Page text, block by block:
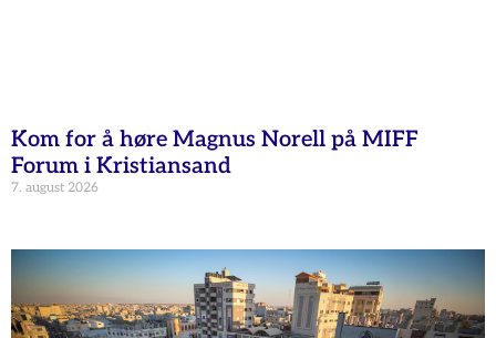
Kom for å høre Magnus Norell på MIFF
Forum i Kristiansand
7. august 2026